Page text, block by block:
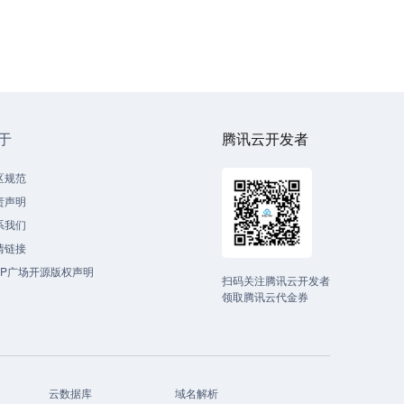
规范
声明
我们
链接
广场开源版权声明
腾讯云开发者
扫码关注腾讯云开发者
领取腾讯云代金券
云数据库 域名解析